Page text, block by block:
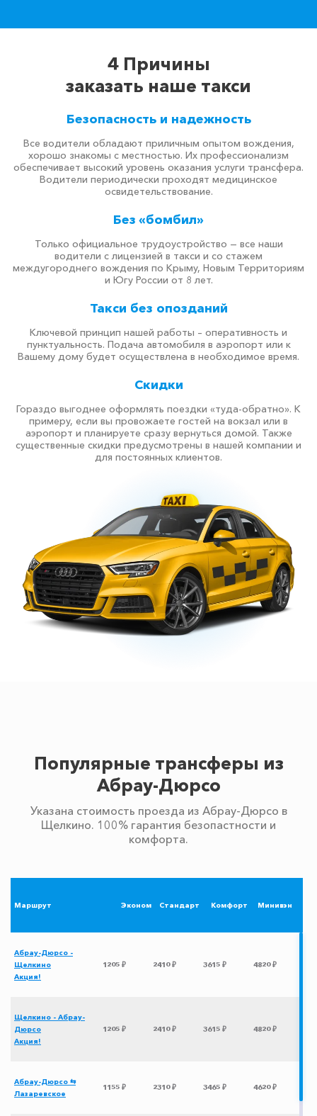
4 Причины
заказать наше такси
Безопасность и надежность
Все водители обладают приличным опытом вождения,
хорошо знакомы с местностью. Их профессионализм
обеспечивает высокий уровень оказания услуги трансфера.
Водители периодически проходят медицинское
освидетельствование.
Без «бомбил»
Только официальное трудоустройство — все наши
водители с лицензией в такси и со стажем
междугороднего вождения по Крыму, Новым Территориям
и Югу России от 8 лет.
Такси без опозданий
Ключевой принцип нашей работы – оперативность и
пунктуальность. Подача автомобиля в аэропорт или к
Вашему дому будет осуществлена в необходимое время.
Скидки
Гораздо выгоднее оформлять поездки «туда-обратно». К
примеру, если вы провожаете гостей на вокзал или в
аэропорт и планируете сразу вернуться домой. Также
существенные скидки предусмотрены в нашей компании и
для постоянных клиентов.
Популярные трансферы из
Абрау-Дюрсо
Указана стоимость проезда из Абрау-Дюрсо в
Щелкино. 100% гарантия безопастности и
комфорта.
Маршрут Эконом Стандарт Комфорт Минивэн
Абрау-Дюрсо -
Щелкино
Акция!
1205 ₽ 2410 ₽ 3615 ₽ 4820 ₽
Щелкино - Абрау-
Дюрсо
Акция!
1205 ₽ 2410 ₽ 3615 ₽ 4820 ₽
Абрау-Дюрсо ⇆
Лазаревское
1155 ₽ 2310 ₽ 3465 ₽ 4620 ₽